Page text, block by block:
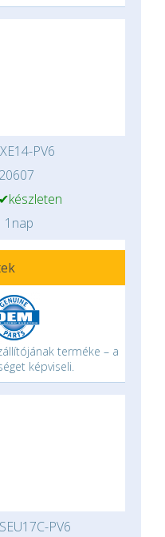
PV6
20607
✔készleten
1nap
terméke – a
képviseli.
PV6